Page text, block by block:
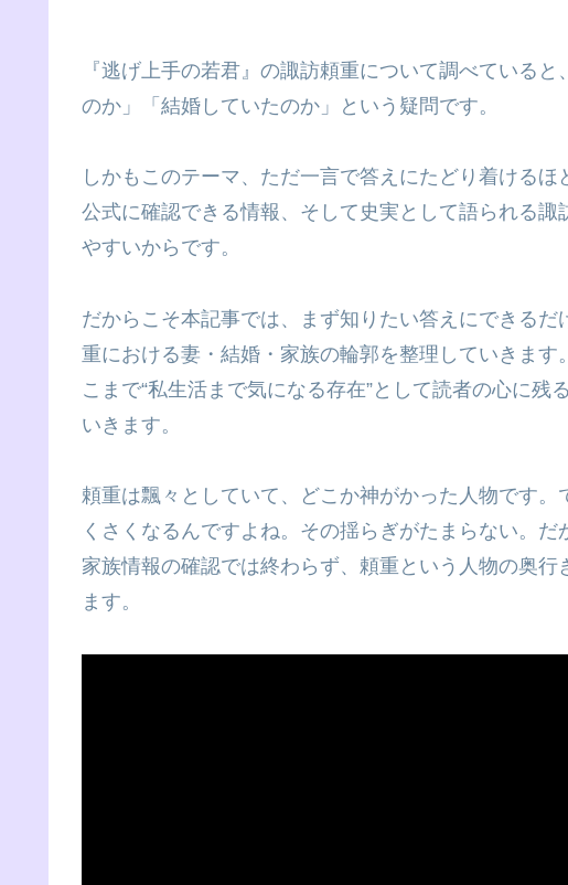
『逃げ上手の若君』の諏訪頼重について調べている
のか」「結婚していたのか」という疑問です。
しかもこのテーマ、ただ一言で答えにたどり着けるほ
公式に確認できる情報、そして史実として語られる
やすいからです。
だからこそ本記事では、まず知りたい答えにできる
重における妻・結婚・家族の輪郭を整理していきま
こまで“私生活まで気になる存在”として読者の心に
いきます。
頼重は飄々としていて、どこか神がかった人物です
くさくなるんですよね。その揺らぎがたまらない。
家族情報の確認では終わらず、頼重という人物の奥
ます。